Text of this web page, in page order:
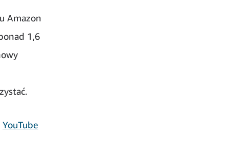
Amazon
1,6
YouTube